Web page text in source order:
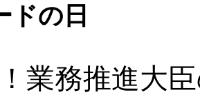
ドの日
業務推進大